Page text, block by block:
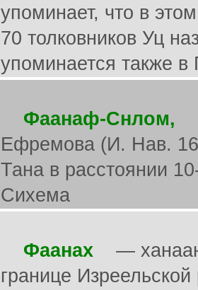
упоминает, что в
70 толковников Уц
упоминается также
Фаанаф-Снлом,
Ефремова (И. Нав.
Тана в расстоянии
Сихема
Фаанах —
границе